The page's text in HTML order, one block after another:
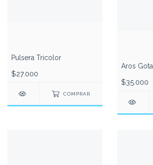
Pulsera Tricolor
$27.000
COMPRAR
Aros
$35.000